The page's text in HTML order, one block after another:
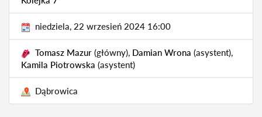
niedziela, 22 wrzesień 2024 16:00
Tomasz Mazur (główny), Damian Wrona (asystent),
Kamila Piotrowska (asystent)
Dąbrowica